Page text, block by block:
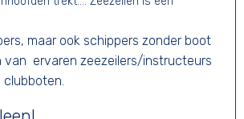
maar ook schippers zonder boot
van ervaren zeezeilers/instructeurs
clubboten.